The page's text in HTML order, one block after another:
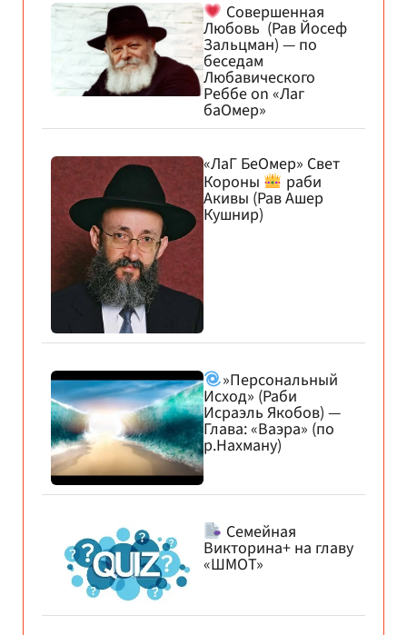
Совершенная
Любовь (Рав Йосеф
Зальцман) — по
беседам
Любавического
Реббе on «Лаг
баОмер»
«ЛаГ БеОмер» Свет
Короны
раби
Акивы (Рав Ашер
Кушнир)
»Персональный
Исход» (Раби
Исраэль Якобов) —
Глава: «Ваэра» (по
р.Нахману)
Семейная
Викторина+ на главу
«ШМОТ»